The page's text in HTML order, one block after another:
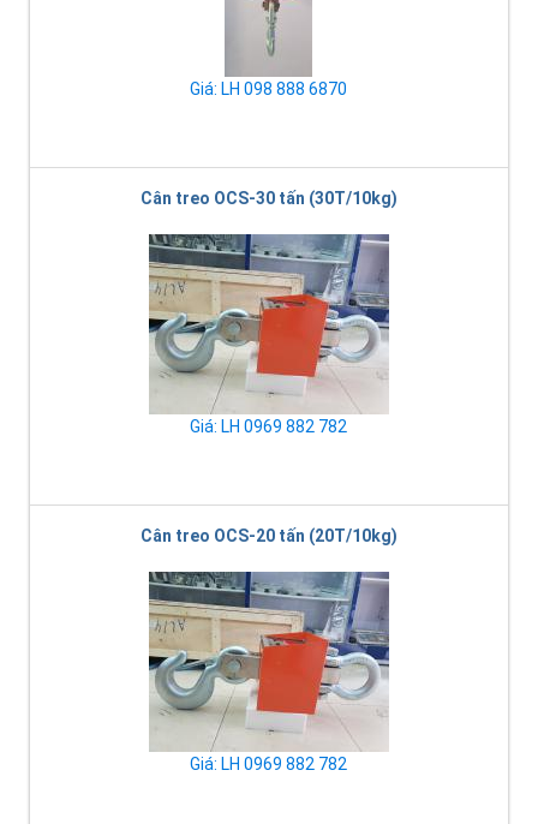
Giá: LH 098 888 6870
Cân treo OCS-30 tấn (30T/10kg)
Giá: LH 0969 882 782
Cân treo OCS-20 tấn (20T/10kg)
Giá: LH 0969 882 782